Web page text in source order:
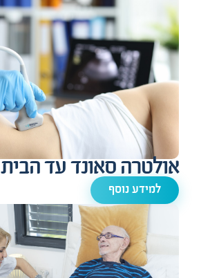
אולטרה סאונד עד הבית
למידע נוסף